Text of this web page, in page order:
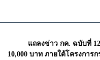
แถลงข่าว กค. ฉบับที่
10,000 บาท ภายใต้โครงการ